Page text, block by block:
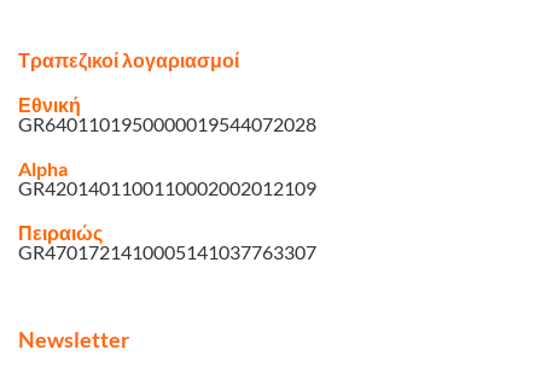
Τραπεζικοί λογαριασμοί
Εθνική
GR6401101950000019544072028
Alpha
GR4201401100110002002012109
Πειραιώς
GR4701721410005141037763307
Newsletter